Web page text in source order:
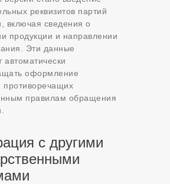
реквизитов партий
включая сведения о
продукции и направлении
Эти данные
автоматически
оформление
противоречащих
правилам обращения
с другими